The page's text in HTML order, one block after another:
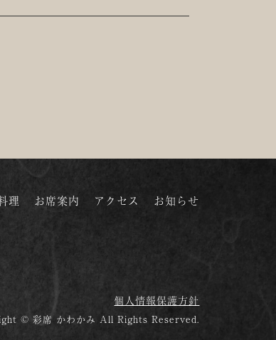
理 お席案内 アクセス お知らせ
個人情報保護方針
© 彩席 かわかみ All Rights Reserved.